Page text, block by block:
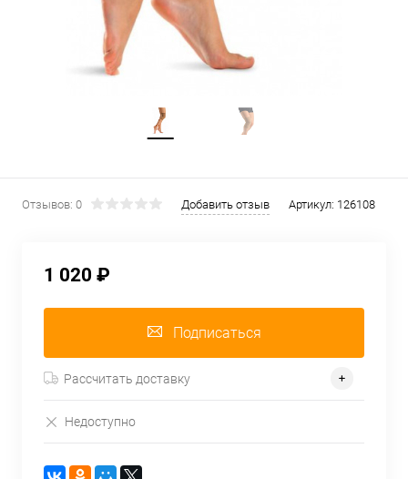
Отзывов: 0 Добавить отзыв Артикул: 126108
1 020 ₽
Подписаться
Рассчитать доставку
Недоступно